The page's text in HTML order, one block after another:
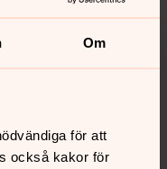
Om
för att
också kakor för